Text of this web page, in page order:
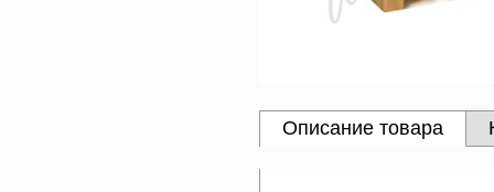
Описание товара